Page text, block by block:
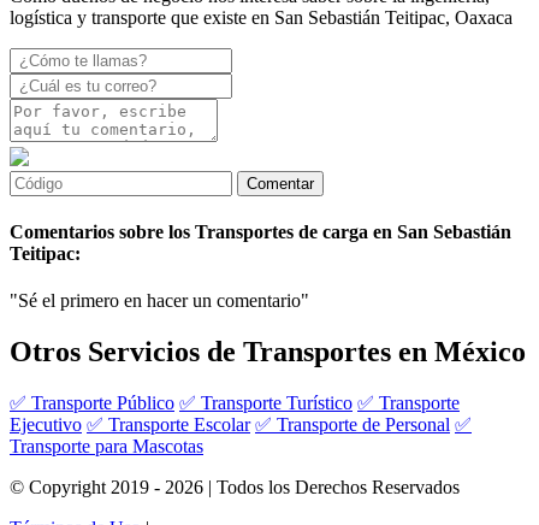
logística y transporte que existe en San Sebastián Teitipac, Oaxaca
Comentarios sobre los Transportes de carga en San Sebastián
Teitipac:
"Sé el primero en hacer un comentario"
Otros Servicios de Transportes en México
✅ Transporte Público ✅ Transporte Turístico ✅ Transporte
Ejecutivo ✅ Transporte Escolar ✅ Transporte de Personal ✅
Transporte para Mascotas
© Copyright 2019 - 2026 | Todos los Derechos Reservados